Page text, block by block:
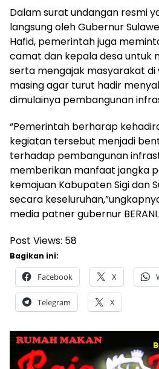
Dalam surat undangan resmi
langsung oleh Gubernur
Hafid, pemerintah juga
camat dan kepala desa untuk
serta mengajak masyarakat di
masing agar turut hadir
dimulainya pembangunan
“Pemerintah berharap
kegiatan tersebut menjadi
terhadap pembangunan
memberikan manfaat jangka
kemajuan Kabupaten Sigi dan
secara
media patner gubernur
Post Views: 58
Bagikan ini:
Facebook X
Telegram X